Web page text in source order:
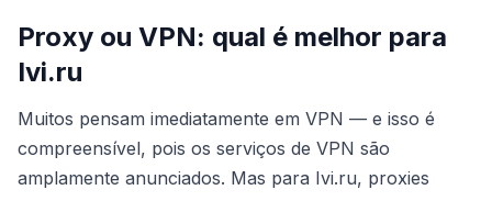
Proxy ou VPN: qual é melhor para
Ivi.ru
Muitos pensam imediatamente em VPN — e isso é
compreensível, pois os serviços de VPN são
amplamente anunciados. Mas para Ivi.ru, proxies